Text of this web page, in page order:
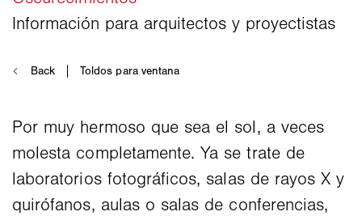
Por muy hermoso que sea el sol, a veces
molesta completamente. Ya se trate de
laboratorios fotográficos, salas de rayos X y
quirófanos, aulas o salas de conferencias,